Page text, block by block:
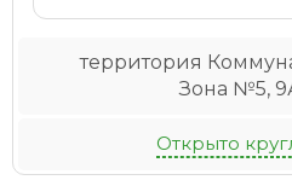
территория
Зона №5,
Открыто